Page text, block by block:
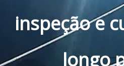
inspeção e
longo